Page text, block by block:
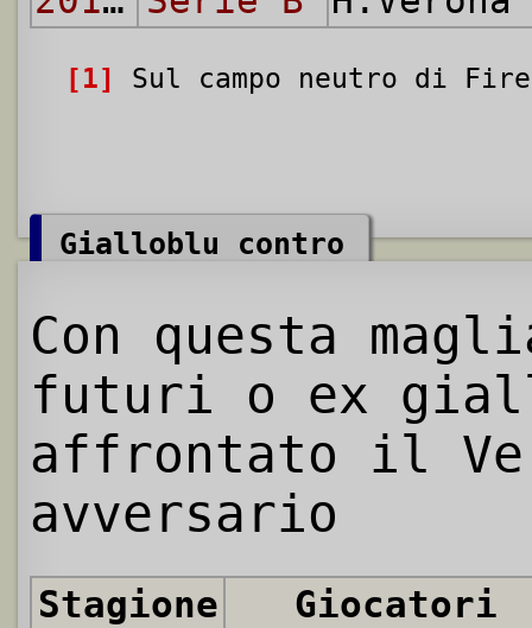
[1] Sul campo neutro di
Gialloblu contro
Con questa
futuri o ex
affrontato il
avversario
Stagione
Giocatori